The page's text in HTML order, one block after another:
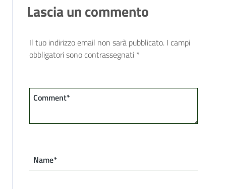
Lascia un commento
Il tuo indirizzo email non sarà pubblicato. I campi
obbligatori sono contrassegnati *
Comment*
Name*